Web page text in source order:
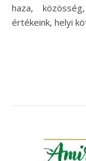
haza,
értékeink, helyi